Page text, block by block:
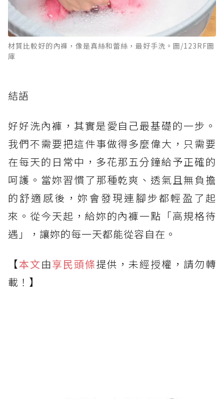
材質比較好的內褲，像是真絲和蕾絲，最好手洗。圖/123RF圖
庫
結語
好好洗內褲，其實是愛自己最基礎的一步。
我們不需要把這件事做得多麼偉大，只需要
在每天的日常中，多花那五分鐘給予正確的
呵護。當妳習慣了那種乾爽、透氣且無負擔
的舒適感後，妳會發現連腳步都輕盈了起
來。從今天起，給妳的內褲一點「高規格待
遇」，讓妳的每一天都能從容自在。
【本文由享民頭條提供，未經授權，請勿轉
載！】